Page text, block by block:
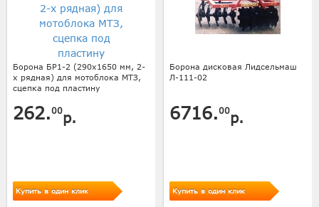
Борона БР1-2 (290х1650 мм, 2-
х рядная) для мотоблока МТЗ,
сцепка под пластину
262.00р.
Купить в один клик
Борона дисковая Лидсельмаш
Л-111-02
6716.00р.
Купить в один клик